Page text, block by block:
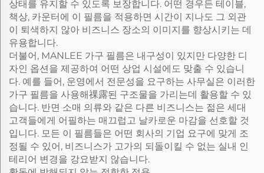
상태를 유지할 수 있도록 보장합니다. 어떤 경우든 테이블,
책상, 카운터에 이 필름을 적용하면 시간이 지나도 그 외관
이 퇴색하지 않아 비즈니스 장소의 이미지를 향상시키는 데
유용합니다.
더불어, MANLEE 가구 필름은 내구성이 있지만 다양한 디
자인 옵션을 제공하여 어떤 상업 시설에도 맞출 수 있습니
다. 예를 들어, 운영에서 전문성을 요구하는 사무실은 이러한
가구 필름을 사용해祼露된 구조물을 가리는데 활용할 수 있
습니다. 반면 소매 의류와 같은 다른 비즈니스는 젊은 세대
고객들에게 어필하는 매끄럽고 날카로운 마감을 선호할 것
입니다. 모든 이 필름들은 어떤 회사의 기업 요구에 맞게 조
정될 수 있어, 비즈니스가 고가의 되돌이킬 수 없는 실내 인
테리어 변경을 강요받지 않습니다.